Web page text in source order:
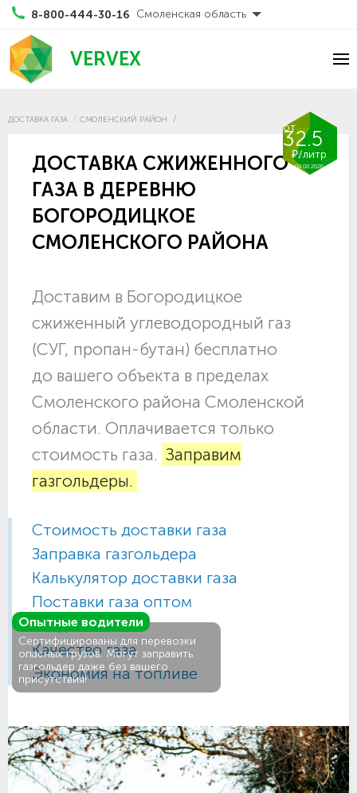
8-800-444-30-16 Смоленская область
VERVEX
ДОСТАВКА ГАЗА СМОЛЕНСКИЙ РАЙОН
от
32.5
₽/литр
08.08.2026
ДОСТАВКА СЖИЖЕННОГО
ГАЗА В ДЕРЕВНЮ
БОГОРОДИЦКОЕ
СМОЛЕНСКОГО РАЙОНА
Доставим в Богородицкое
сжиженный углеводородный газ
(СУГ, пропан-бутан) бесплатно
до вашего объекта в пределах
Смоленского района Смоленской
области. Оплачивается только
стоимость газа. Заправим
газгольдеры.
Стоимость доставки газа
Заправка газгольдера
Калькулятор доставки газа
Поставки газа оптом
Газ для АГЗС
Качество газа
Экономия на топливе
Опытные водители
Сертифицированы для перевозки
опасных грузов. Могут заправить
газгольдер даже без вашего
присутствия!